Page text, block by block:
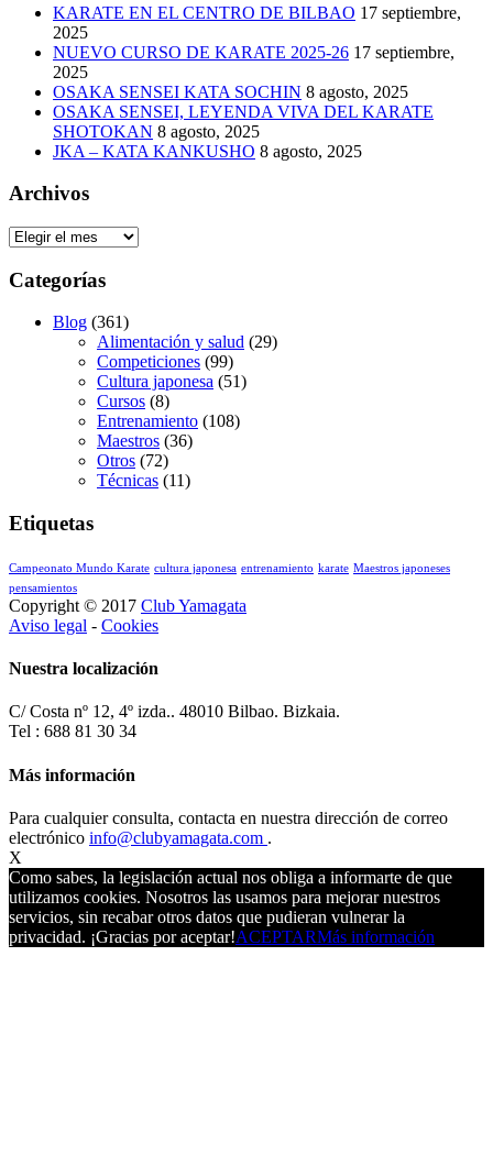
KARATE EN EL CENTRO DE BILBAO 17 septiembre,
2025
NUEVO CURSO DE KARATE 2025-26 17 septiembre,
2025
OSAKA SENSEI KATA SOCHIN 8 agosto, 2025
OSAKA SENSEI, LEYENDA VIVA DEL KARATE
SHOTOKAN 8 agosto, 2025
JKA – KATA KANKUSHO 8 agosto, 2025
Archivos
Archivos
Categorías
Blog (361)
Alimentación y salud (29)
Competiciones (99)
Cultura japonesa (51)
Cursos (8)
Entrenamiento (108)
Maestros (36)
Otros (72)
Técnicas (11)
Etiquetas
Campeonato Mundo Karate cultura japonesa entrenamiento karate Maestros japoneses
pensamientos
Copyright © 2017 Club Yamagata
Aviso legal - Cookies
Nuestra localización
C/ Costa nº 12, 4º izda.. 48010 Bilbao. Bizkaia.
Tel : 688 81 30 34
Más información
Para cualquier consulta, contacta en nuestra dirección de correo
electrónico info@clubyamagata.com .
X
Como sabes, la legislación actual nos obliga a informarte de que
utilizamos cookies. Nosotros las usamos para mejorar nuestros
servicios, sin recabar otros datos que pudieran vulnerar la
privacidad. ¡Gracias por aceptar!ACEPTARMás información